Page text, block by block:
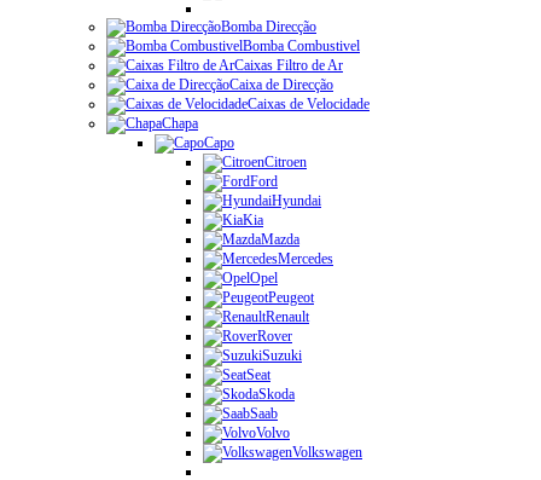
Bomba Direcção
Bomba Combustivel
Caixas Filtro de Ar
Caixa de Direcção
Caixas de Velocidade
Chapa
Capo
Citroen
Ford
Hyundai
Kia
Mazda
Mercedes
Opel
Peugeot
Renault
Rover
Suzuki
Seat
Skoda
Saab
Volvo
Volkswagen